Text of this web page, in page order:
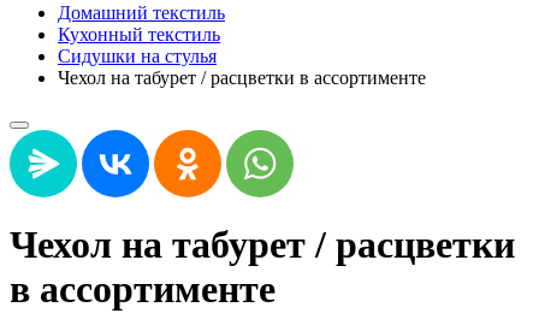
Домашний текстиль
Кухонный текстиль
Сидушки на стулья
Чехол на табурет / расцветки в ассортименте
Чехол на табурет / расцветки
в ассортименте